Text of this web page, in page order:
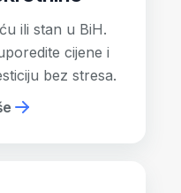
ili stan u BiH.
cijene i
bez stresa.